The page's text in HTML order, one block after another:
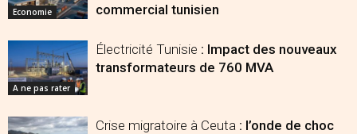
Economie
commercial tunisien
A ne pas rater
Électricité Tunisie : Impact des nouveaux
transformateurs de 760 MVA
Crise migratoire à Ceuta : l’onde de choc